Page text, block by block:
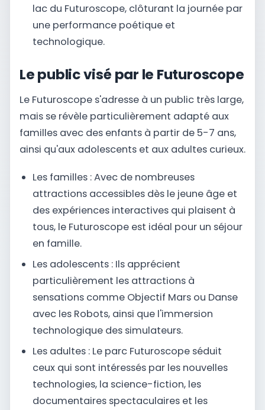
lac du Futuroscope, clôturant la journée par
une performance poétique et
technologique.
Le public visé par le Futuroscope
Le Futuroscope s'adresse à un public très large,
mais se révèle particulièrement adapté aux
familles avec des enfants à partir de 5-7 ans,
ainsi qu'aux adolescents et aux adultes curieux.
Les familles : Avec de nombreuses
attractions accessibles dès le jeune âge et
des expériences interactives qui plaisent à
tous, le Futuroscope est idéal pour un séjour
en famille.
Les adolescents : Ils apprécient
particulièrement les attractions à
sensations comme Objectif Mars ou Danse
avec les Robots, ainsi que l'immersion
technologique des simulateurs.
Les adultes : Le parc Futuroscope séduit
ceux qui sont intéressés par les nouvelles
technologies, la science-fiction, les
documentaires spectaculaires et les